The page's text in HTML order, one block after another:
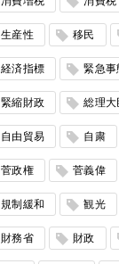
生産性 移民
経済指標 緊急事
緊縮財政 総理大
自由貿易 自粛
菅政権 菅義偉
規制緩和 観光
財務省 財政